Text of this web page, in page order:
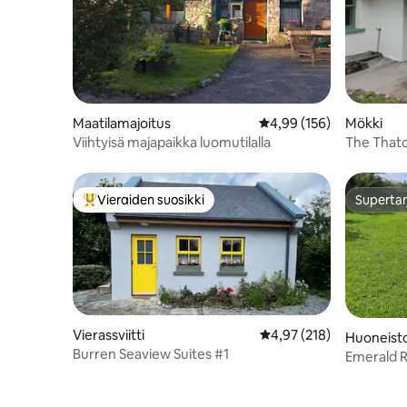
Maatilamajoitus Keskimääräinen arvio
4,99 (156)
Viihtyisä majapaikka luomutilalla
Mökki
The
Vieraiden suosikkien parhaimmistoa
Vieraiden suosikki
Vierassviitti Keskimääräinen arvio
4,97 (218)
Burren Seaview Suites #1
Emerald